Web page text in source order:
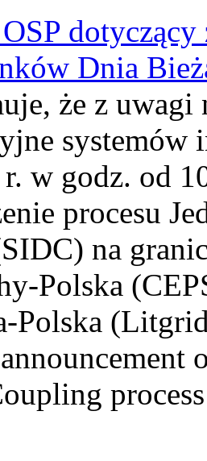
dotyczący
Dnia
że z uwagi
w godz. od
procesu
na
Polska
Polska